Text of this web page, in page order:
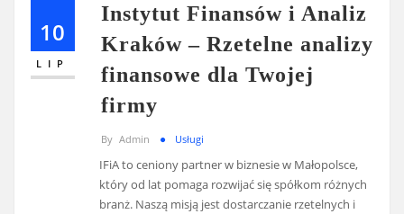
10
LIP
Instytut Finansów i Analiz
Kraków – Rzetelne analizy
finansowe dla Twojej
firmy
By Admin Usługi
IFiA to ceniony partner w biznesie w Małopolsce,
który od lat pomaga rozwijać się spółkom różnych
branż. Naszą misją jest dostarczanie rzetelnych i